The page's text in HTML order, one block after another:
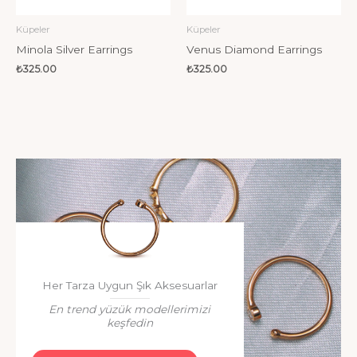
Küpeler
Minola Silver Earrings
₺325.00
Küpeler
Venus Diamond Earrings
₺325.00
Her Tarza Uygun Şık Aksesuarlar
En trend yüzük modellerimizi
keşfedin